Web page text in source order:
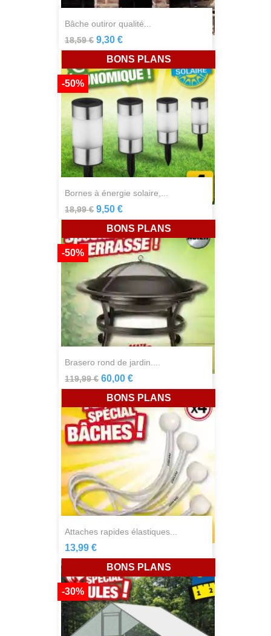
bâche outiror qualité...
18,59 € 9,30 €
bornes à énergie solaire,...
18,99 €
-50%
9,50 €
BONS PLANS
brasero rond de jardin....
119,99 €
-50%
60,00 €
BONS PLANS
attaches rapides élastiques...
13,99 €
BONS PLANS
-30%
BONS PLANS